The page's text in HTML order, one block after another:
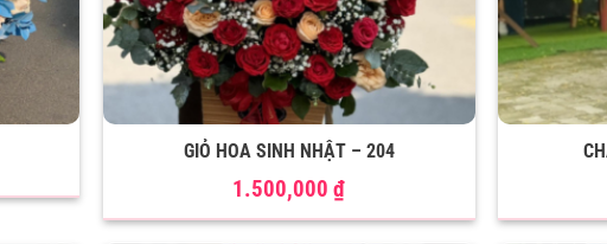
GIỎ HOA SINH NHẬT – 204
1.500,000₫